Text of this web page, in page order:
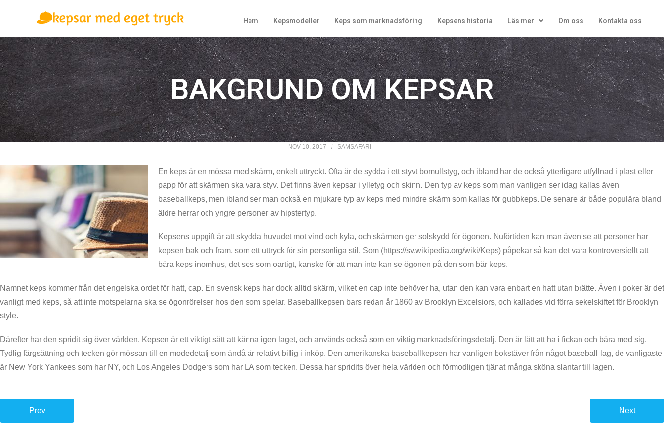
Hem Kepsmodeller Keps som marknadsföring Kepsens historia Läs mer Om oss Kontakta oss
BAKGRUND OM KEPSAR
NOV 10, 2017 SAMSAFARI
En keps är en mössa med skärm, enkelt uttryckt. Ofta är de sydda i ett styvt bomullstyg, och ibland har de också ytterligare utfyllnad i plast eller
papp för att skärmen ska vara styv. Det finns även kepsar i ylletyg och skinn. Den typ av keps som man vanligen ser idag kallas även
baseballkeps, men ibland ser man också en mjukare typ av keps med mindre skärm som kallas för gubbkeps. De senare är både populära bland
äldre herrar och yngre personer av hipstertyp.
Kepsens uppgift är att skydda huvudet mot vind och kyla, och skärmen ger solskydd för ögonen. Nuförtiden kan man även se att personer har
kepsen bak och fram, som ett uttryck för sin personliga stil. Som (https://sv.wikipedia.org/wiki/Keps) påpekar så kan det vara kontroversiellt att
bära keps inomhus, det ses som oartigt, kanske för att man inte kan se ögonen på den som bär keps.
Namnet keps kommer från det engelska ordet för hatt, cap. En svensk keps har dock alltid skärm, vilket en cap inte behöver ha, utan den kan vara enbart en hatt utan brätte. Även i poker är det
vanligt med keps, så att inte motspelarna ska se ögonrörelser hos den som spelar. Baseballkepsen bars redan år 1860 av Brooklyn Excelsiors, och kallades vid förra sekelskiftet för Brooklyn
style.
Därefter har den spridit sig över världen. Kepsen är ett viktigt sätt att känna igen laget, och används också som en viktig marknadsföringsdetalj. Den är lätt att ha i fickan och bära med sig.
Tydlig färgsättning och tecken gör mössan till en modedetalj som ändå är relativt billig i inköp. Den amerikanska baseballkepsen har vanligen bokstäver från något baseball-lag, de vanligaste
är New York Yankees som har NY, och Los Angeles Dodgers som har LA som tecken. Dessa har spridits över hela världen och förmodligen tjänat många sköna slantar till lagen.
Prev Next